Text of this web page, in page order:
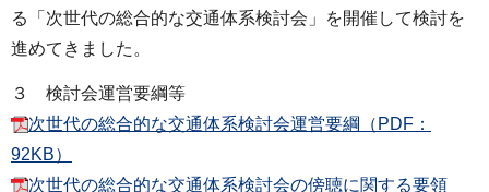
る「次世代の総合的な交通体系検討会」を開催して検討を
進めてきました。
３ 検討会運営要綱等
次世代の総合的な交通体系検討会運営要綱（PDF：
92KB）
次世代の総合的な交通体系検討会の傍聴に関する要領